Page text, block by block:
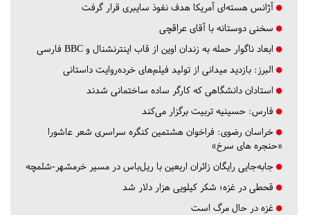
آژانس هسته‌ای آمریکا هدف نفوذ سایبری قرار گرفت
سخنی دوستانه با آقای عراقچی
ابعاد ناگوار حمله به زندان اوین از قاب اینترنشنال و BBC فارسی
البرز: بازدید میدانی از تولید فیلم‌های خرده‌روایت داستانی
استادان دانشگاهی که کارگر ساده ساختمانی شدند
فارس: حسینیه تربیت برگزار می‌کند
خراسان رضوی: فراخوان هشتمین کنگره سراسری شعر عاشورا
«حنجره های سرخ»
جابه‌جایی رایگان زائران اربعین با ریل‌باس در مسیر خرمشهر-شلمچه
قحطی در غزه؛ شکر کیلویی هزار دلار شد
غزه در حال مرگ است